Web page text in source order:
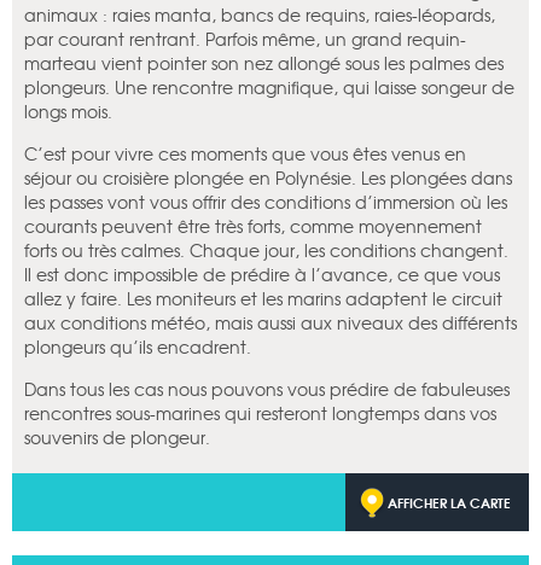
animaux : raies manta, bancs de requins, raies-léopards,
par courant rentrant. Parfois même, un grand requin-
marteau vient pointer son nez allongé sous les palmes des
plongeurs. Une rencontre magnifique, qui laisse songeur de
longs mois.
C’est pour vivre ces moments que vous êtes venus en
séjour ou croisière plongée en Polynésie. Les plongées dans
les passes vont vous offrir des conditions d’immersion où les
courants peuvent être très forts, comme moyennement
forts ou très calmes. Chaque jour, les conditions changent.
Il est donc impossible de prédire à l’avance, ce que vous
allez y faire. Les moniteurs et les marins adaptent le circuit
aux conditions météo, mais aussi aux niveaux des différents
plongeurs qu’ils encadrent.
Dans tous les cas nous pouvons vous prédire de fabuleuses
rencontres sous-marines qui resteront longtemps dans vos
souvenirs de plongeur.
AFFICHER LA CARTE